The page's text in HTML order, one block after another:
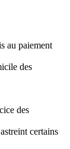
au paiement
des
des
certains